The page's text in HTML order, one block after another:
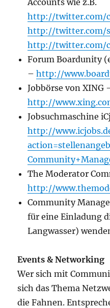
Accounts wie z.B.
http://twitter.com/
http://twitter.com/
http://twitter.com/
Forum Boardunity
–http://
Jobbörse von XING
http://
Jobsuchmaschine
http://
The Moderator
http://
Community
für eine Einladung
Langwasser)
Events & Networking
Wer sich mit
sich das Thema
die Fahnen.